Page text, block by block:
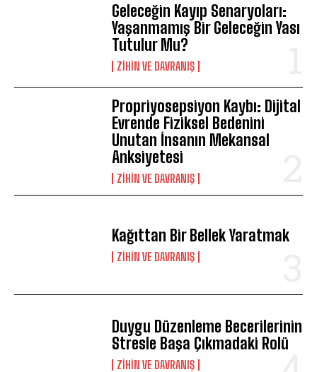
Geleceğin Kayıp Senaryoları:
Yaşanmamış Bir Geleceğin Yası
Tutulur Mu?
⁠ZIHIN VE DAVRANIŞ
Propriyosepsiyon Kaybı: Dijital
Evrende Fiziksel Bedenini
Unutan İnsanın Mekansal
Anksiyetesi
⁠ZIHIN VE DAVRANIŞ
Kağıttan Bir Bellek Yaratmak
⁠ZIHIN VE DAVRANIŞ
Duygu Düzenleme Becerilerinin
Stresle Başa Çıkmadaki Rolü
⁠ZIHIN VE DAVRANIŞ